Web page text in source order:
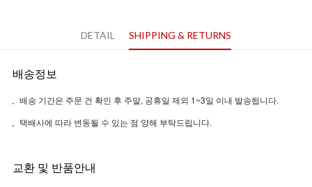
DETAIL SHIPPING & RETURNS
배송정보
배송 기간은 주문 건 확인 후 주말, 공휴일 제외 1~3일 이내 발송됩니다.
택배사에 따라 변동될 수 있는 점 양해 부탁드립니다.
교환 및 반품안내